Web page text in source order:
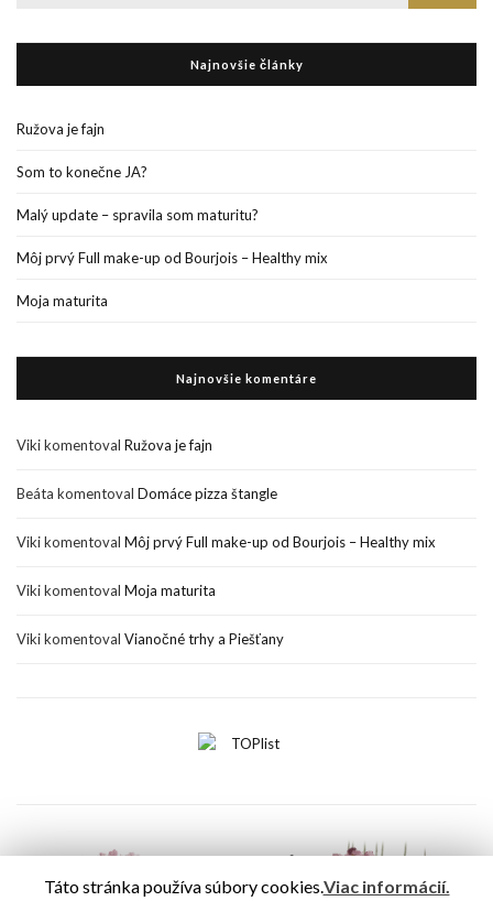
Najnovšie články
Ružova je fajn
Som to konečne JA?
Malý update – spravila som maturitu?
Môj prvý Full make-up od Bourjois – Healthy mix
Moja maturita
Najnovšie komentáre
Vikikomentoval Ružova je fajn
Beáta komentoval Domáce pizza štangle
Vikikomentoval Môj prvý Full make-up od Bourjois – Healthy mix
Vikikomentoval Moja maturita
Vikikomentoval Vianočné trhy a Piešťany
Táto stránka používa súbory cookies.Viac informácií.